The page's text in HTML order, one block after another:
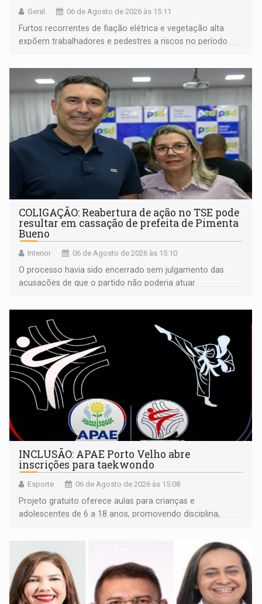
Geral 06 de Agosto de 2026 às 15:11
Furtos recorrentes de fiação elétrica e vegetação alta
expõem trabalhadores e pedestres a riscos no período
COLIGAÇÃO: Reabertura de ação no TSE pode
resultar em cassação de prefeita de Pimenta
Bueno
Interior 06 de Agosto de 2026 às 15:10
O processo havia sido encerrado sem julgamento das
acusações de que o partido não poderia atuar
INCLUSÃO: APAE Porto Velho abre
inscrições para taekwondo
Esporte 06 de Agosto de 2026 às 15:08
Projeto gratuito oferece aulas para crianças e
adolescentes de 6 a 18 anos, promovendo disciplina,